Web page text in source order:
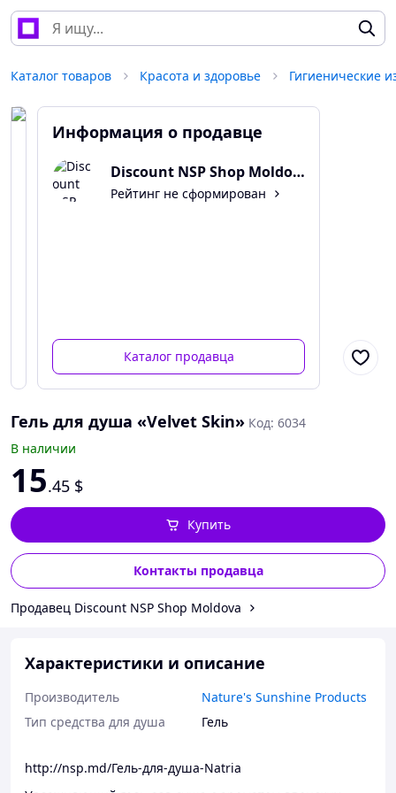
Каталог товаров Красота и здоровье Гигиенические
Информация о продавце
Discount NSP Shop Moldova
Рейтинг не сформирован
Каталог продавца
Гель для душа «Velvet Skin» Код: 6034
В наличии
15.45 $
Контакты продавца
Купить
Продавец Discount NSP Shop Moldova
Характеристики и описание
Производитель
Nature's Sunshine Products
Тип средства для душа
Гель
http://nsp.md/Гель-для-душа-Natria